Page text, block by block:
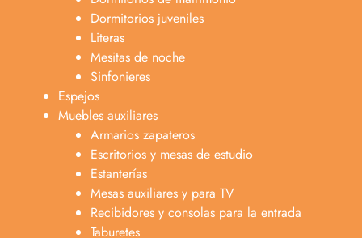
Dormitorios juveniles
Literas
Mesitas de noche
Sinfonieres
Espejos
Muebles auxiliares
Armarios zapateros
Escritorios y mesas de estudio
Estanterías
Mesas auxiliares y para TV
Recibidores y consolas para la entrada
Taburetes